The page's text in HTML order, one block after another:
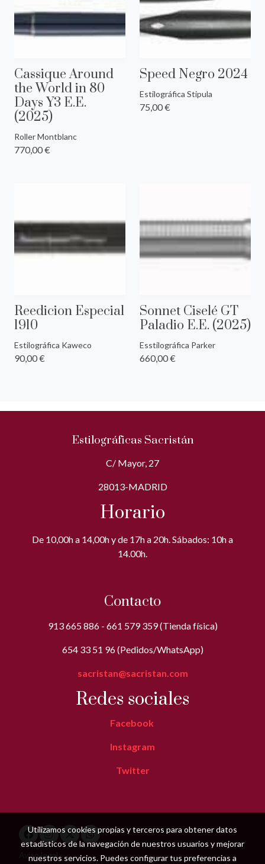
Cassique Around
the World in 80
Days Y3 E.E.
(2025)
Roller Montblanc
770,00 €
Speed Negro 2024
Estilográfica Stipula
75,00 €
Reedicion Especial
1910
Estilográfica Kaweco
90,00 €
Sonnet Ciselé GT
Paladio E.E. (2025)
Esstilográfica Parker
660,00 €
Estilográficas Sacristán
C/ Mayor, 27
28013-MADRID
Horario
De 10,00h a 14,00h y de 17h a 20h. Sábados: 10h a
14.00h.
Contacto
913 665 886 - 661 579 359 (Tienda física)
654 33 51 96 (Pedidos/WhatsApp)
sacristan@sacristan.com
Redes sociales
Facebook
Instagram
Twitter
Aviso legal
Utilizamos cookies propias y terceros para obtener datos
estadísticos de la navegación de nuestros usuarios y mejorar
nuestros servicios. Puedes configurar tus preferencias a